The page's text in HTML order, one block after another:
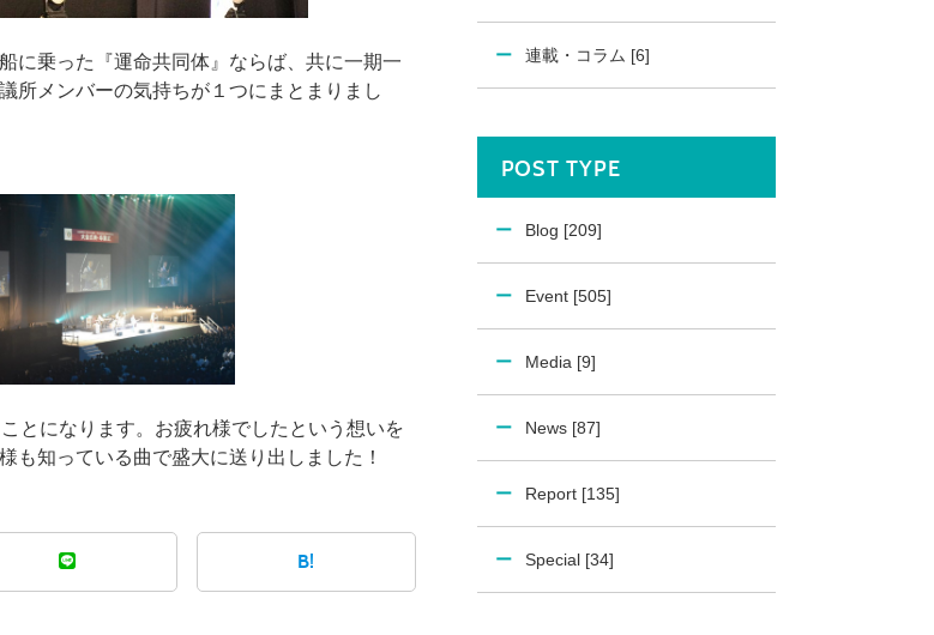
に乗った『運命共同体』ならば、共に一期一
所メンバーの気持ちが１つにまとまりまし
とになります。お疲れ様でしたという想いを
も知っている曲で盛大に送り出しました！
B!
連載・コラム [6]
POST TYPE
Blog [209]
Event [505]
Media [9]
News [87]
Report [135]
Special [34]